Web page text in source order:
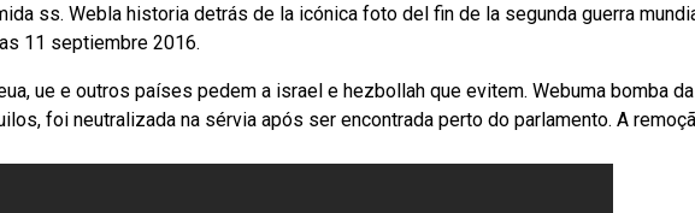
ss. Webla historia detrás de la icónica foto del fin de la segunda guerra
11 septiembre 2016.
ue e outros países pedem a israel e hezbollah que evitem. Webuma bomba da
foi neutralizada na sérvia após ser encontrada perto do parlamento. A